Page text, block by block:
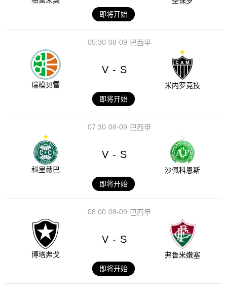
即将开始
08-09
05:30 巴西甲
瑞模贝雷
V - S
米内罗竞技
即将开始
08-09
07:30 巴西甲
科里蒂巴
V - S
沙佩科恩斯
即将开始
08-09
08:00 巴西甲
博塔弗戈
V - S
弗鲁米嫩塞
即将开始